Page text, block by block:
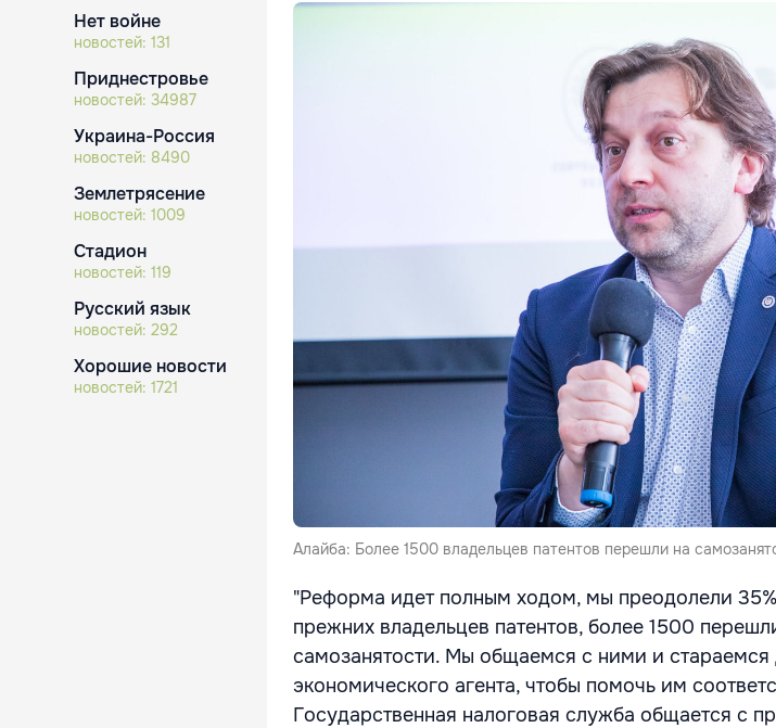
Нет войне
новостей: 131
Приднестровье
новостей: 34987
Украина-Россия
новостей: 8490
Землетрясение
новостей: 1009
Стадион
новостей: 119
Русский язык
новостей: 292
Хорошие новости
новостей: 1721
Алайба: Более 1500 владельцев патентов перешли на
"Реформа идет полным ходом, мы преодолели
прежних владельцев патентов, более 1500
самозанятости. Мы общаемся с ними и
экономического агента, чтобы помочь им
Государственная налоговая служба общается с